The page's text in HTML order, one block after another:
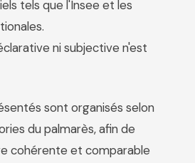
tels que l'Insee et les
ni subjective n'est
sont organisés selon
du palmarès, afin de
cohérente et comparable